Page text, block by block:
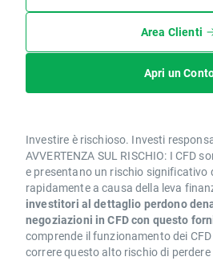
Area Clienti
Apri un
Investire è rischioso. Investi
AVVERTENZA SUL RISCHIO: I CFD
e presentano un rischio significativo
rapidamente a causa della leva
investitori al dettaglio perdono
negoziazioni in CFD con questo
comprende il funzionamento dei
correre questo alto rischio di perdere